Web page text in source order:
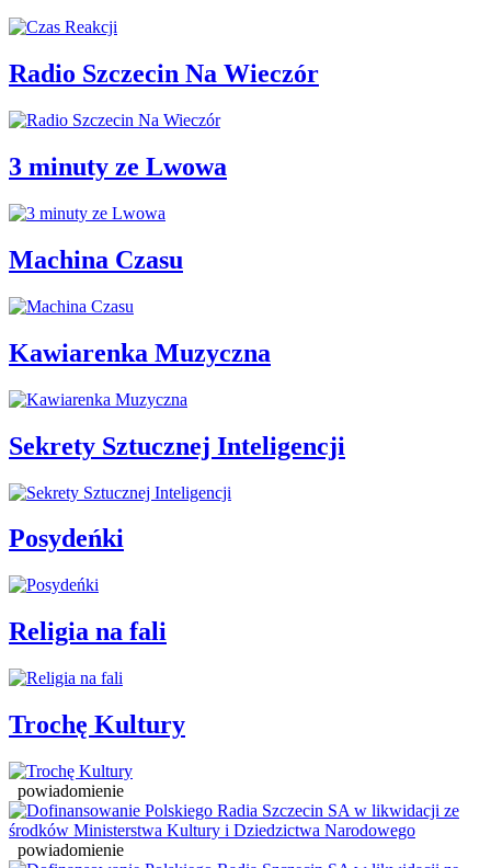
Radio Szczecin Na Wieczór
3 minuty ze Lwowa
Machina Czasu
Kawiarenka Muzyczna
Sekrety Sztucznej Inteligencji
Posydeńki
Religia na fali
Trochę Kultury
powiadomienie
powiadomienie